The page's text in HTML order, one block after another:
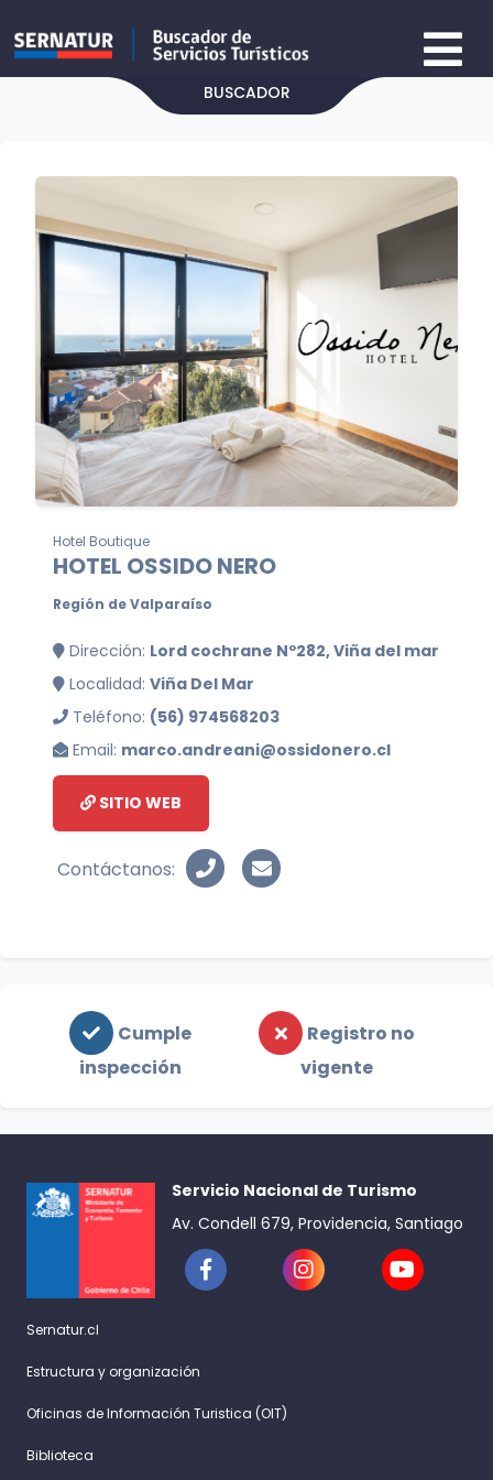
BUSCADOR
Hotel Boutique
HOTEL OSSIDO NERO
Región de Valparaíso
Dirección: Lord cochrane Nº282, Viña del mar
Localidad: Viña Del Mar
Teléfono: (56) 974568203
Email: marco.andreani@ossidonero.cl
SITIO WEB
Contáctanos:
Cumple
inspección
Registro no
vigente
Servicio Nacional de Turismo
Av. Condell 679, Providencia, Santiago
Sernatur.cl
Estructura y organización
Oficinas de Información Turistica (OIT)
Biblioteca